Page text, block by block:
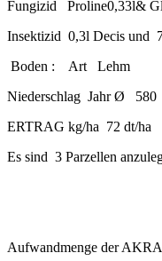
Fungizid Proline0,33l&
Insektizid 0,3l Decis und
Boden : Art Lehm Typ
Niederschlag
ERTRAG kg/ha 72 dt/ha
Es sind 3
2. P.
3. P.
Aufwandmenge der